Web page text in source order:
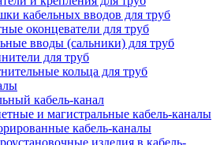
кабельных вводов для труб
оконцеватели для труб
вводы (сальники) для труб
для труб
кольца для труб
кабель-канал
и магистральные кабель-каналы
кабель-каналы
изделия в кабель-